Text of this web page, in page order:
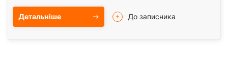
Детальніше До записника